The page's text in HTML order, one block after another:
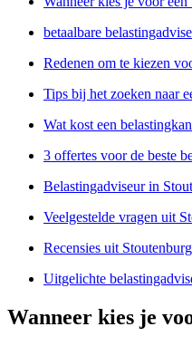
betaalbare
Redenen om te kiezen
Tips bij het zoeken naar
Wat kost een
3 offertes voor de beste
Belastingadviseur in
Veelgestelde vragen uit
Recensies uit Stoutenburg
Uitgelichte
Wanneer kies je